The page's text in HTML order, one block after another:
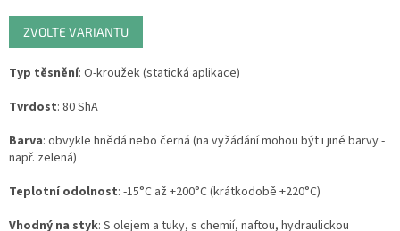
Měrná
cena:
ZVOLTE VARIANTU
Typ těsnění: O-kroužek (statická aplikace)
Tvrdost: 80 ShA
Barva: obvykle hnědá nebo černá (na vyžádání mohou být i jiné barvy -
např. zelená)
Teplotní odolnost: -15°C až +200°C (krátkodobě +220°C)
Vhodný na styk: S olejem a tuky, s chemií, naftou, hydraulickou